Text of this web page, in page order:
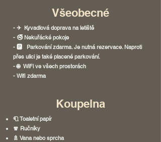
Všeobecné
- ✈ Kyvadlová doprava na letiště
- 🚭 Nekuřácké pokoje
- 🅿 Parkování zdarma. Je nutná rezervace. Naproti
přes ulici je také placené parkování.
- 🌐 WiFi ve všech prostorách
- Wifi zdarma
Koupelna
🧻 Toaletní papír
🧣 Ručníky
🚿 Vana nebo sprcha